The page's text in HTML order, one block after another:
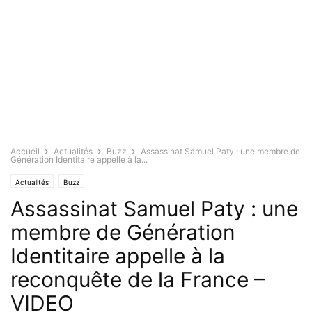
Accueil Actualités Buzz
Assassinat Samuel Paty : une membre de
Génération Identitaire appelle à la...
Actualités Buzz
Assassinat Samuel Paty : une
membre de Génération
Identitaire appelle à la
reconquête de la France –
VIDEO